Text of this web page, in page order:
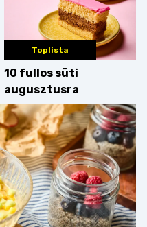
Toplista
10 fullos süti
augusztusra